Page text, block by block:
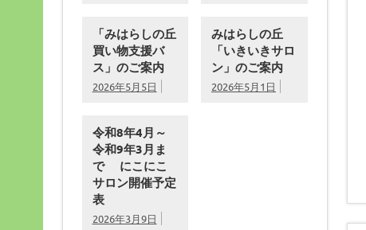
「みはらしの丘
買い物支援バ
ス」のご案内
2026年5月5日
みはらしの丘
「いきいきサロ
ン」のご案内
2026年5月1日
令和8年4月～
令和9年3月ま
で にこにこ
サロン開催予定
表
2026年3月9日